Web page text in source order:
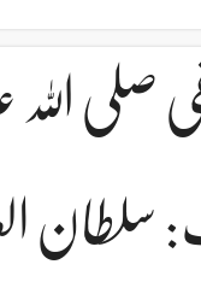
صلی اللہ
سلطان